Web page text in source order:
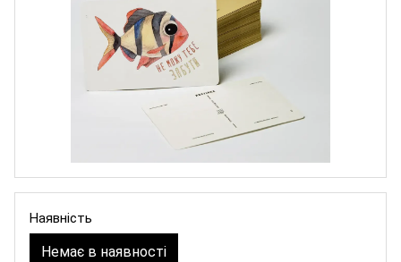
Наявність
Немає в наявності